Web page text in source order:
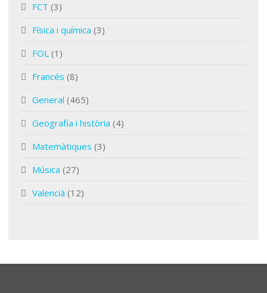
FCT (3)
Física i química (3)
FOL (1)
Francés (8)
General (465)
Geografia i història (4)
Matemàtiques (3)
Música (27)
Valencià (12)